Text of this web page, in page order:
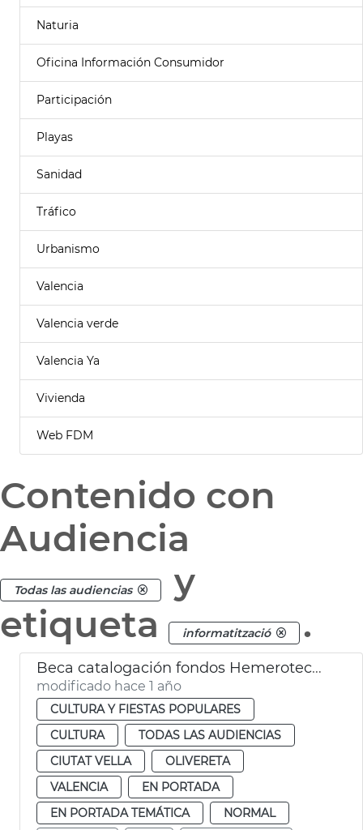
Naturia
Oficina Información Consumidor
Participación
Playas
Sanidad
Tráfico
Urbanismo
Valencia
Valencia verde
Valencia Ya
Vivienda
Web FDM
Contenido con
Audiencia
Todas las audiencias
y
etiqueta
informatització .
Beca catalogación fondos Hemeroteca y Biblioteca Histórica
modificado hace 1 año
CULTURA Y FIESTAS POPULARES
CULTURA
TODAS LAS AUDIENCIAS
CIUTAT VELLA
OLIVERETA
VALENCIA
EN PORTADA
EN PORTADA TEMÁTICA
NORMAL